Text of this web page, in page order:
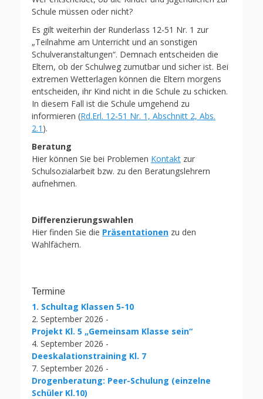
Schule müssen oder nicht?
Es gilt weiterhin der Runderlass 12-51 Nr. 1 zur
„Teilnahme am Unterricht und an sonstigen
Schulveranstaltungen“. Demnach entscheiden die
Eltern, ob der Schulweg zumutbar und sicher ist. Bei
extremen Wetterlagen können die Eltern morgens
entscheiden, ihr Kind nicht in die Schule zu schicken.
In diesem Fall ist die Schule umgehend zu
informieren (Rd.Erl. 12-51 Nr. 1, Abschnitt 2, Abs.
2.1 ).
Beratung
Hier können Sie bei Problemen Kontakt zur
Schulsozialarbeit bzw. zu den Beratungslehrern
aufnehmen.
Differenzierungswahlen
Hier finden Sie die Präsentationen zu den
Wahlfächern.
Termine
1. Schultag Klassen 5-10
2. September 2026 -
Projekt Kl. 5 „Gemeinsam Klasse sein“
4. September 2026 -
Deeskalationstraining Kl. 7
7. September 2026 -
Drogenberatung: Peer-Schulung (einzelne
Schüler Kl.10)